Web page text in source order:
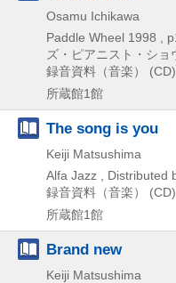
Osamu Ichikawa
Paddle Wheel 1998 ,
ズ・ピアニスト・ショ
録音資料（音楽） (CD)
所蔵館1館
The song is you
Keiji Matsushima
Alfa Jazz , Distributed
録音資料（音楽） (CD)
所蔵館1館
Brand new
Keiji Matsushima